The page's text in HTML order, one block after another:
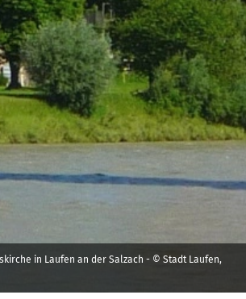
in Laufen an der Salzach - © Stadt Laufen,